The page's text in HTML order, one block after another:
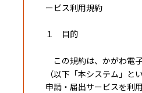
ービス利用規約
１ 目的
この規約は、かがわ電
（以下「本システム」と
申請・届出サービスを利